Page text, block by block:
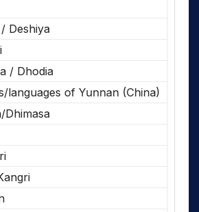
Deshiya
/ Dhodia
languages of Yunnan (China)
Dhimasa